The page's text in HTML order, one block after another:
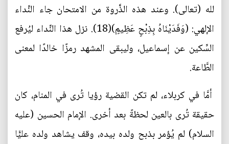
لله (تعالى). وعند هذه الذَّروة من الامتحان جاء النِّداء
الإلهي: (وَفَدَيْنَاهُ بِذِبْحٍ عَظِيمٍ)(18). نزل هذا النِّداء ليُرفع
السِّكين عن إسماعيل، وليبقى المشهد رمزًا خالدًا لمعنى
الطَّاعة.
أمَّا في كربلاء، لم تكن القضية رؤيا تُرى في المنام، كان
حقيقة تُرى بالعين لحظةً بعد أخرى. الإمام الحسين (عليه
السلام) لم يُؤمر بذبح ولده بيده، وقف يشاهد ولده عليًّا